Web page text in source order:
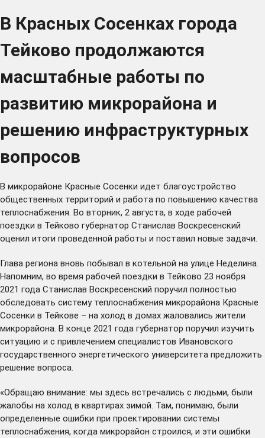
В Красных Сосенках города
Тейково продолжаются
масштабные работы по
развитию микрорайона и
решению инфраструктурных
вопросов
В микрорайоне Красные Сосенки идет благоустройство
общественных территорий и работа по повышению качества
теплоснабжения. Во вторник, 2 августа, в ходе рабочей
поездки в Тейково губернатор Станислав Воскресенский
оценил итоги проведенной работы и поставил новые задачи.
Глава региона вновь побывал в котельной на улице Неделина.
Напомним, во время рабочей поездки в Тейково 23 ноября
2021 года Станислав Воскресенский поручил полностью
обследовать систему теплоснабжения микрорайона Красные
Сосенки в Тейкове – на холод в домах жаловались жители
микрорайона. В конце 2021 года губернатор поручил изучить
ситуацию и с привлечением специалистов Ивановского
государственного энергетического университета предложить
решение вопроса.
«Обращаю внимание: мы здесь встречались с людьми, были
жалобы на холод в квартирах зимой. Там, понимаю, были
определенные ошибки при проектировании системы
теплоснабжения, когда микрорайон строился, и эти ошибки